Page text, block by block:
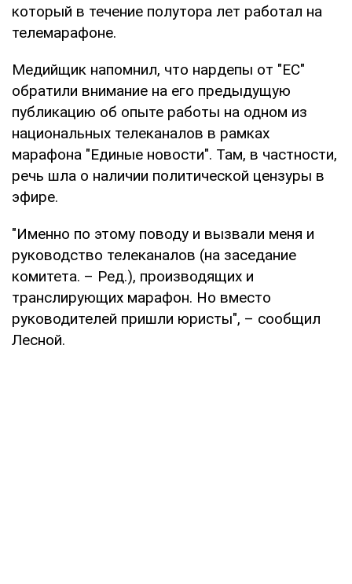
который в течение полутора лет работал на
телемарафоне.
Медийщик напомнил, что нардепы от "ЕС"
обратили внимание на его предыдущую
публикацию об опыте работы на одном из
национальных телеканалов в рамках
марафона "Единые новости". Там, в частности,
речь шла о наличии политической цензуры в
эфире.
"Именно по этому поводу и вызвали меня и
руководство телеканалов (на заседание
комитета. – Ред.), производящих и
транслирующих марафон. Но вместо
руководителей пришли юристы", – сообщил
Лесной.